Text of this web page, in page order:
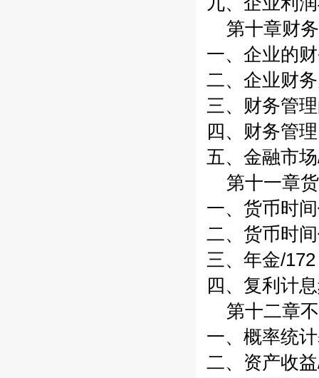
第十章财
一、企业的
二、企业财
三、财务管
四、财务管
五、金融市
第十一章
一、货币时
二、货币时
三、年金/172
四、复利计
第十二章
一、概率统
二、资产收